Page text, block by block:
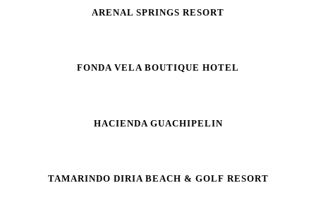
ARENAL SPRINGS RESORT
FONDA VELA BOUTIQUE HOTEL
HACIENDA GUACHIPELIN
TAMARINDO DIRIA BEACH & GOLF RESORT